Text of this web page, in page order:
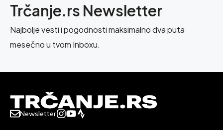
Trčanje.rs Newsletter
Najbolje vesti i pogodnosti maksimalno dva puta
mesečno u tvom Inboxu.
Newsletter